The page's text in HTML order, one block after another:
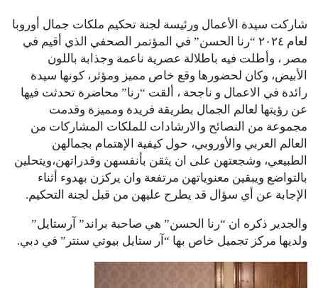
شاركت سيدة الأعمال ورئيسة لجنة تحكيم ملكات جمال أوروبا
لعام ٢٠٢٤ “رنا الحسن” في المؤتمر الصحفي الذي أقيم في
مصر ، وأطلت فيه باطلالة عصرية ناعمة وجذابة باللون
الأبيض، وكان لحضورها وقع خاص مميز ومؤثر، كونها سيدة
رائدة في الاعمال و ناجحة ، ألقت “رنا” محاضرة تحدثت فيها
عن رؤيتها لعالم الجمال بطريقة فريدة ومميزة وقدمت
مجموعة من النصائح والارشادات للملكات المشاركات من
العالم العربي والأوروبي، حول كيفية الإهتمام بجمالهن
الطبيعي، وشجعتهن على ان يثقن بأنفسهن وقدراتهن،ويتحلين
بالتواضع ويبقين معنوياتهن مرتفعة وان يركزن بهدوء أثناء
الإجابة عن أي سؤال قد يطرح عليهن من قبل لجنة التحكيم.
والجدير ذكره ان “رنا الحسن” هي صاحبة براند” آرستايل”
ولديها مركز تجميل خاص بها “آر ستايل بيوتي سنتر” في دبي.